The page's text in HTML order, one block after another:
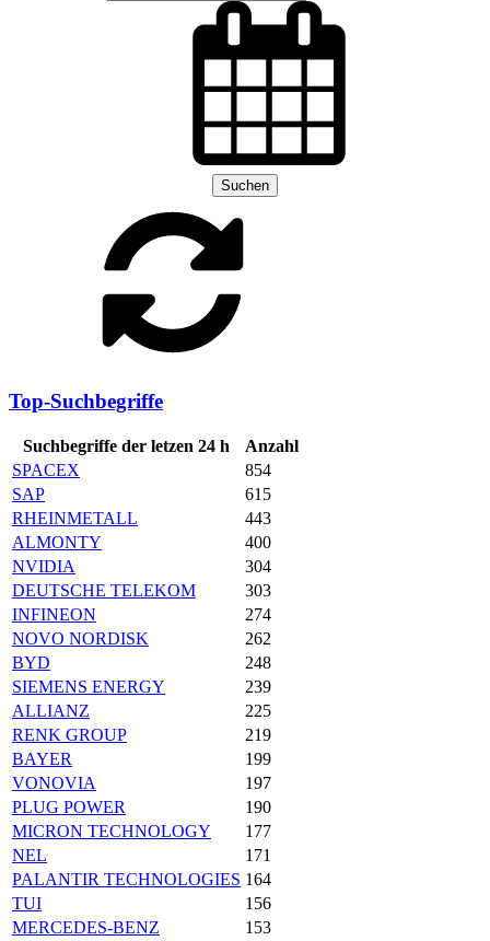
Suchen
Top-Suchbegriffe
Suchbegriffe der letzen 24 h
Anzahl
SPACEX
854
SAP
615
RHEINMETALL
443
ALMONTY
400
NVIDIA
304
DEUTSCHE TELEKOM
303
INFINEON
274
NOVO NORDISK
262
BYD
248
SIEMENS ENERGY
239
ALLIANZ
225
RENK GROUP
219
BAYER
199
VONOVIA
197
PLUG POWER
190
MICRON TECHNOLOGY
177
NEL
171
PALANTIR TECHNOLOGIES 164
TUI
156
MERCEDES-BENZ
153